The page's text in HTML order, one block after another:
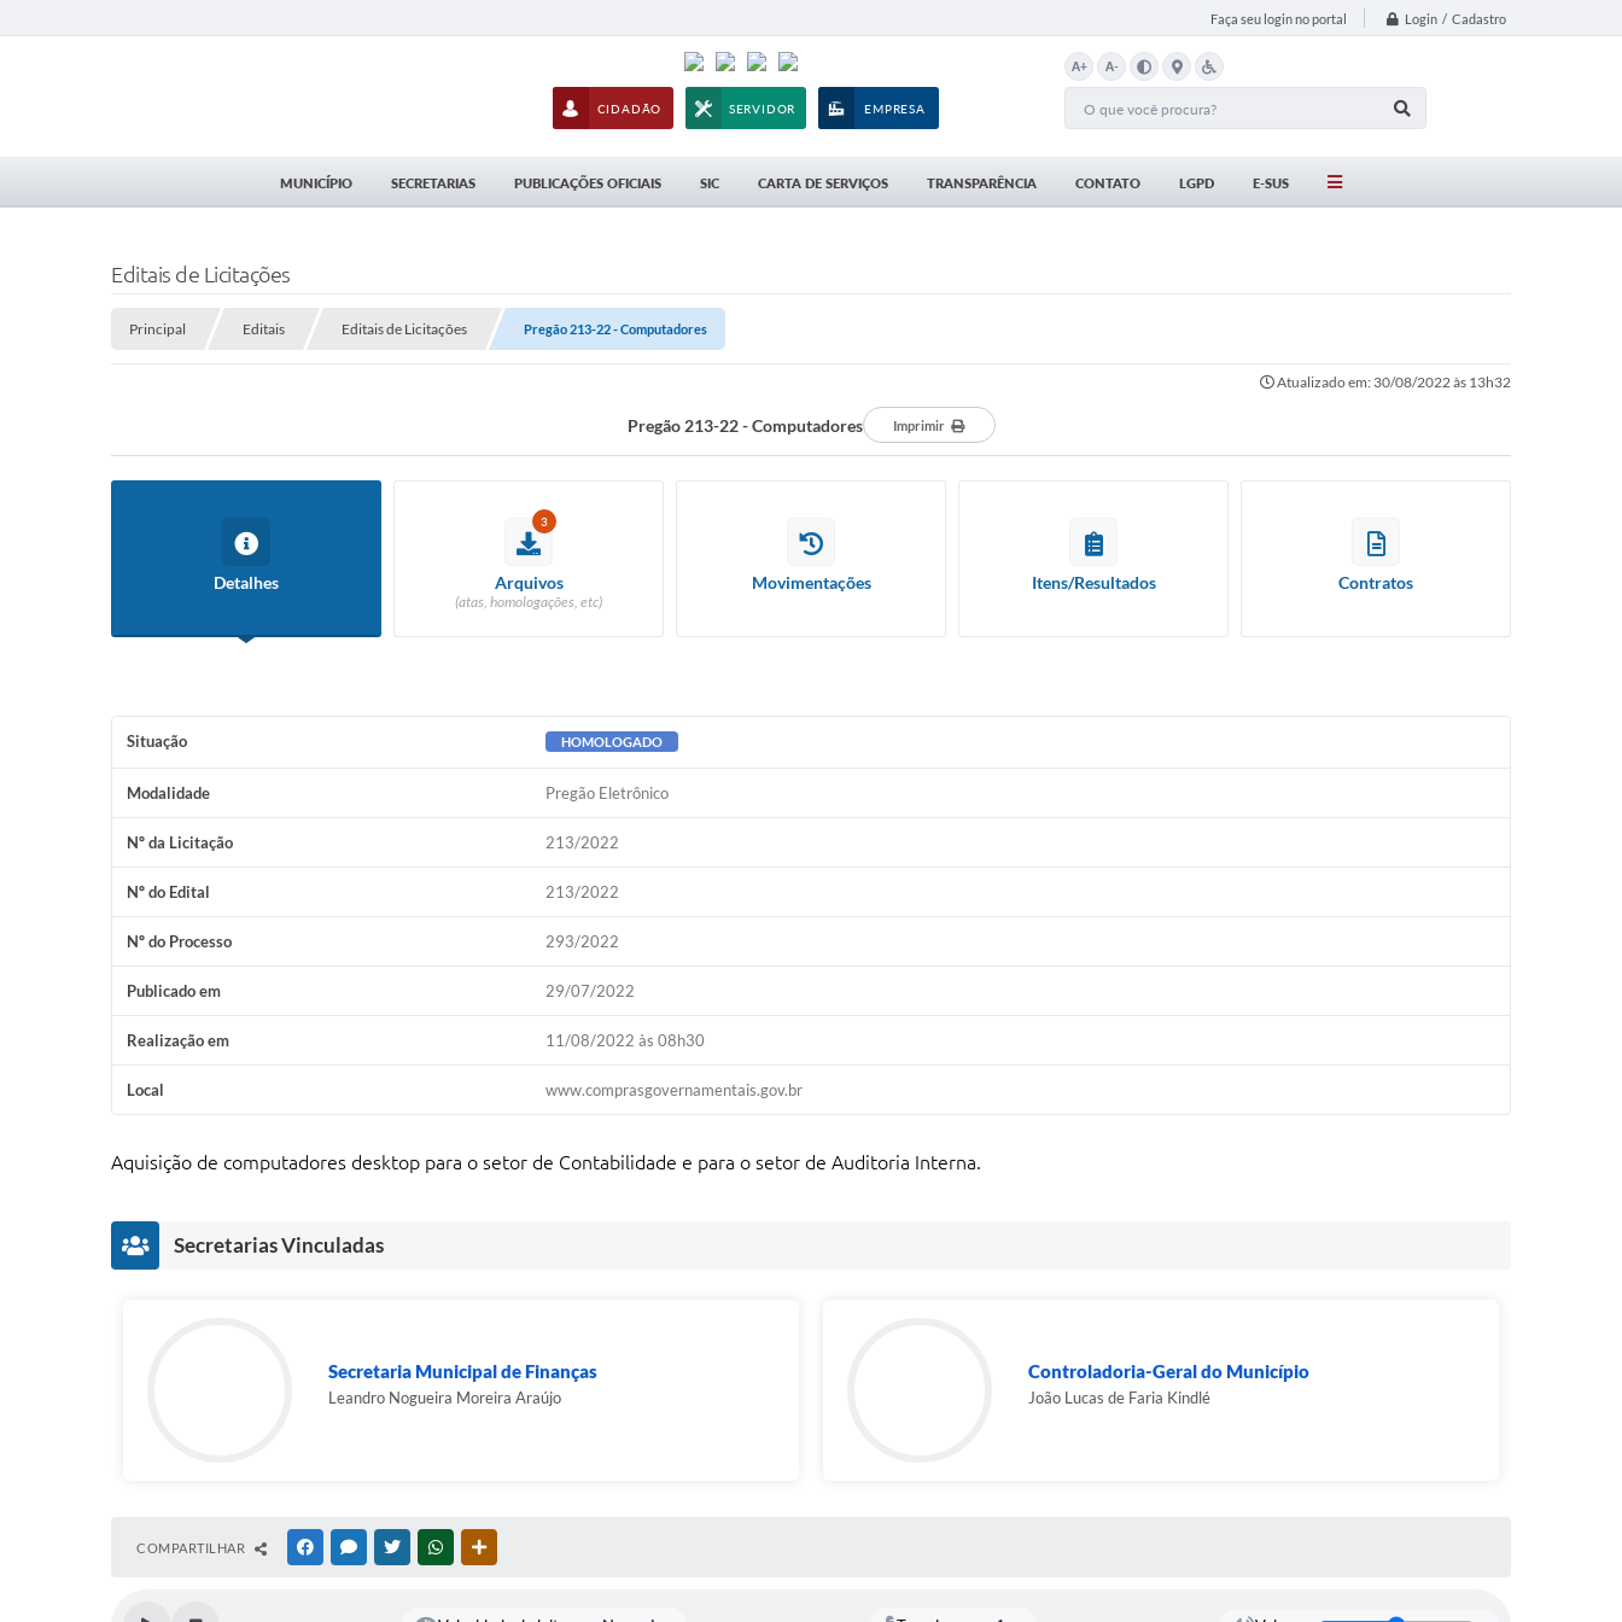
Faça seu login no portal Login / Cadastro
CIDADÃO SERVIDOR EMPRESA
A+ A-
MUNICÍPIO SECRETARIAS PUBLICAÇÕES OFICIAIS SIC CARTA DE SERVIÇOS TRANSPARÊNCIA CONTATO LGPD E-SUS
Editais de Licitações
Principal Editais Editais de Licitações Pregão 213-22 - Computadores
Atualizado em: 30/08/2022 às 13h32
Pregão 213-22 - Computadores Imprimir
Detalhes
3
Arquivos
(atas, homologações, etc)
Movimentações Itens/Resultados Contratos
Situação HOMOLOGADO
Modalidade Pregão Eletrônico
Nº da Licitação 213/2022
Nº do Edital 213/2022
Nº do Processo 293/2022
Publicado em 29/07/2022
Realização em 11/08/2022 às 08h30
Local www.comprasgovernamentais.gov.br
Aquisição de computadores desktop para o setor de Contabilidade e para o setor de Auditoria Interna.
Secretarias Vinculadas
Secretaria Municipal de Finanças
Leandro Nogueira Moreira Araújo
Controladoria-Geral do Município
João Lucas de Faria Kindlé
COMPARTILHAR FACEBOOKMESSENGER
TWITTERWHATSAPP